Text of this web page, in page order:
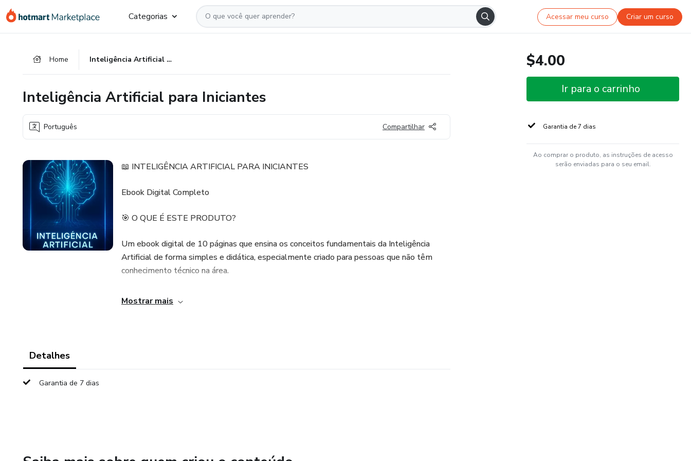
para
para
para
Categorias Acessar meu curso Criar um curso
Home Inteligência Artificial para Iniciantes
Inteligência Artificial para Iniciantes
Português Compartilhar
📖 INTELIGÊNCIA ARTIFICIAL PARA INICIANTES
Ebook Digital Completo
🎯 O QUE É ESTE PRODUTO?
Um ebook digital de 10 páginas que ensina os conceitos fundamentais da Inteligência
Artificial de forma simples e didática, especialmente criado para pessoas que não têm
conhecimento técnico na área.
📚 O QUE VOCÊ VAI RECEBER?
Mostrar mais
Detalhes
Garantia de 7 dias
$4.00
Ir para o carrinho
Garantia de 7 dias
Ao comprar o produto, as instruções de acesso
serão enviadas para o seu email.